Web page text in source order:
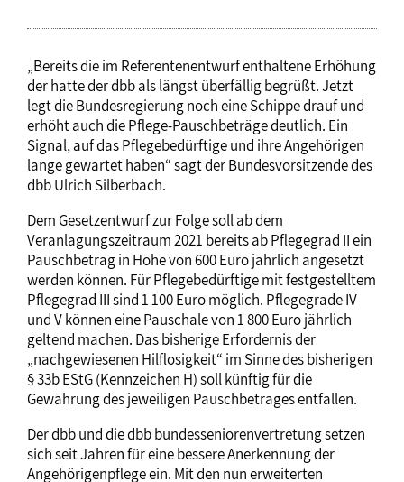
„Bereits die im Referentenentwurf enthaltene Erhöhung
der hatte der dbb als längst überfällig begrüßt. Jetzt
legt die Bundesregierung noch eine Schippe drauf und
erhöht auch die Pflege-Pauschbeträge deutlich. Ein
Signal, auf das Pflegebedürftige und ihre Angehörigen
lange gewartet haben“ sagt der Bundesvorsitzende des
dbb Ulrich Silberbach.
Dem Gesetzentwurf zur Folge soll ab dem
Veranlagungszeitraum 2021 bereits ab Pflegegrad II ein
Pauschbetrag in Höhe von 600 Euro jährlich angesetzt
werden können. Für Pflegebedürftige mit festgestelltem
Pflegegrad III sind 1 100 Euro möglich. Pflegegrade IV
und V können eine Pauschale von 1 800 Euro jährlich
geltend machen. Das bisherige Erfordernis der
„nachgewiesenen Hilflosigkeit“ im Sinne des bisherigen
§ 33b EStG (Kennzeichen H) soll künftig für die
Gewährung des jeweiligen Pauschbetrages entfallen.
Der dbb und die dbb bundesseniorenvertretung setzen
sich seit Jahren für eine bessere Anerkennung der
Angehörigenpflege ein. Mit den nun erweiterten